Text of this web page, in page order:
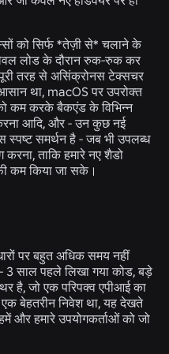
को सिर्फ *तेज़ी से* चलाने के
लोड के दौरान रुक-रुक कर
तरह से असिंक्रोनस टेक्सचर
था, macOS पर उपरोक्त
कम करके बैकएंड के विभिन्न
आदि, और - उन कुछ नई
स्पष्ट समर्थन है - जब भी उपलब्ध
ताकि हमारे नए शैडो
कम किया जा सके।
पर बहुत अधिक समय नहीं
3 साल पहले लिखा गया कोड, बड़े
है, जो एक परिपक्व एपीआई का
बेहतरीन निवेश था, यह देखते
और हमारे उपयोगकर्ताओं को जो